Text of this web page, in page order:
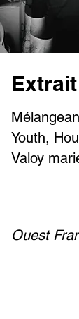
Youth,
Valoy
Ouest